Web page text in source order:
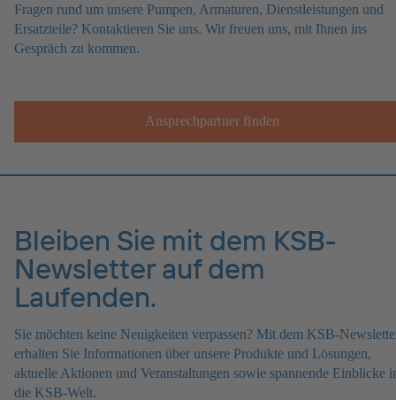
Fragen rund um unsere Pumpen, Armaturen, Dienstleistungen und
Ersatzteile? Kontaktieren Sie uns. Wir freuen uns, mit Ihnen ins
Gespräch zu kommen.
Ansprechpartner finden
Bleiben Sie mit dem KSB-
Newsletter auf dem
Laufenden.
Sie möchten keine Neuigkeiten verpassen? Mit dem KSB-
erhalten Sie Informationen über unsere Produkte und Lösungen,
aktuelle Aktionen und Veranstaltungen sowie spannende Einblicke
die KSB-Welt.